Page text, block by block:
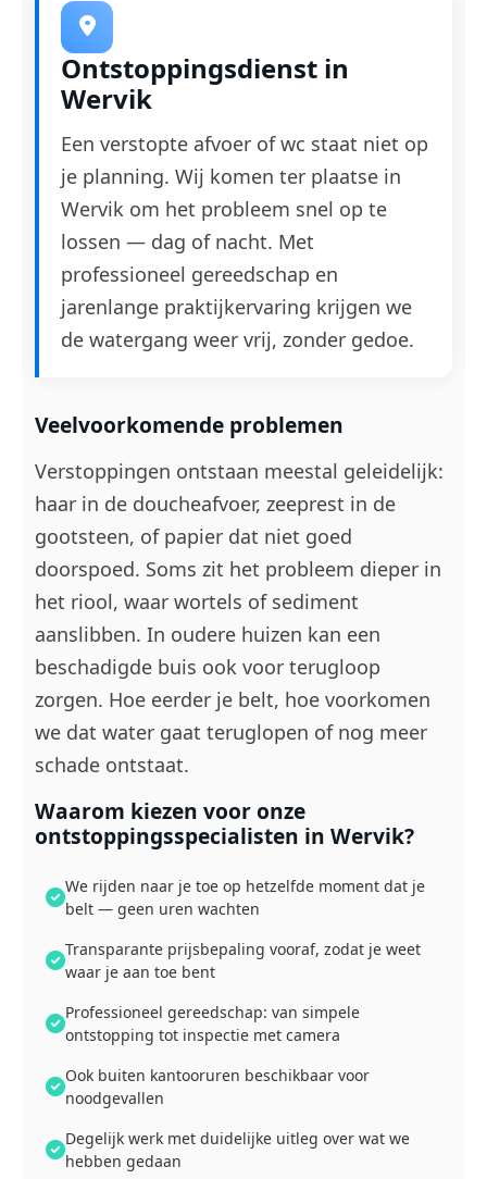
Ontstoppingsdienst in
Wervik
Een verstopte afvoer of wc staat niet op
je planning. Wij komen ter plaatse in
Wervik om het probleem snel op te
lossen — dag of nacht. Met
professioneel gereedschap en
jarenlange praktijkervaring krijgen we
de watergang weer vrij, zonder gedoe.
Veelvoorkomende problemen
Verstoppingen ontstaan meestal geleidelijk:
haar in de doucheafvoer, zeeprest in de
gootsteen, of papier dat niet goed
doorspoed. Soms zit het probleem dieper in
het riool, waar wortels of sediment
aanslibben. In oudere huizen kan een
beschadigde buis ook voor terugloop
zorgen. Hoe eerder je belt, hoe voorkomen
we dat water gaat teruglopen of nog meer
schade ontstaat.
Waarom kiezen voor onze
ontstoppingsspecialisten in Wervik?
We rijden naar je toe op hetzelfde moment dat je
belt — geen uren wachten
Transparante prijsbepaling vooraf, zodat je weet
waar je aan toe bent
Professioneel gereedschap: van simpele
ontstopping tot inspectie met camera
Ook buiten kantooruren beschikbaar voor
noodgevallen
Degelijk werk met duidelijke uitleg over wat we
hebben gedaan